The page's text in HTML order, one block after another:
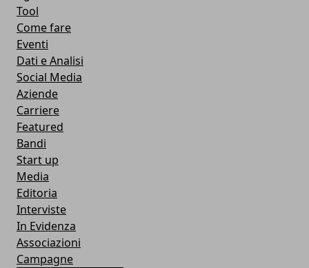
Tool
Come fare
Eventi
Dati e Analisi
Social Media
Aziende
Carriere
Featured
Bandi
Start up
Media
Editoria
Interviste
In Evidenza
Associazioni
Campagne